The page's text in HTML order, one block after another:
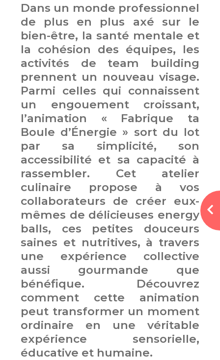
Dans un monde professionnel
de plus en plus axé sur le
bien-être, la santé mentale et
la cohésion des équipes, les
activités de team building
prennent un nouveau visage.
Parmi celles qui connaissent
un engouement croissant,
l’animation « Fabrique ta
Boule d’Énergie » sort du lot
par sa simplicité, son
accessibilité et sa capacité à
rassembler. Cet atelier
culinaire propose à vos
collaborateurs de créer eux-
mêmes de délicieuses energy
balls, ces petites douceurs
saines et nutritives, à travers
une expérience collective
aussi gourmande que
bénéfique. Découvrez
comment cette animation
peut transformer un moment
ordinaire en une véritable
expérience sensorielle,
éducative et humaine.